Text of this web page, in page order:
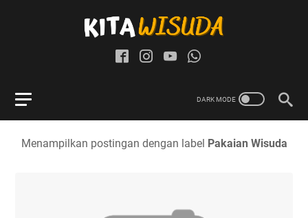
Menampilkan postingan dengan label Pakaian Wisuda